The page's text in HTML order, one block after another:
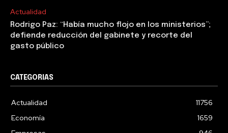
Actualidad
Rodrigo Paz: “Había mucho flojo en los ministerios”;
defiende reducción del gabinete y recorte del
gasto público
CATEGORIAS
Actualidad
11756
Economía
1659